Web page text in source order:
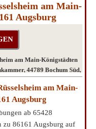
am Main-
Augsburg
am Main-Königstädten
44789 Bochum Süd,
am Main-
Augsburg
ab 65428
zu 86161 Augsburg auf